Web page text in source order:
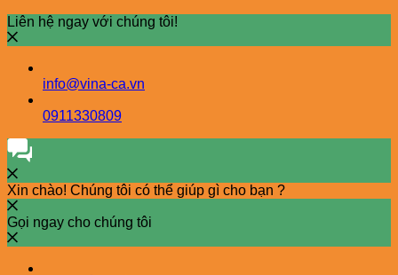
Liên hệ ngay với chúng tôi!
info@vina-ca.vn
0911330809
Xin chào! Chúng tôi có thể giúp gì cho bạn ?
Gọi ngay cho chúng tôi